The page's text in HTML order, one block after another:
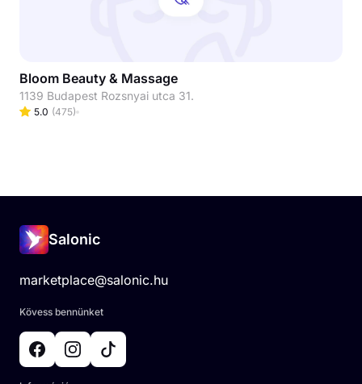
Bloom Beauty & Massage
1139 Budapest Rozsnyai utca 31.
5.0 (475)
Salonic
marketplace@salonic.hu
Kövess bennünket